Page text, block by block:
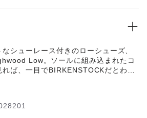
シューレース付きのローシューズ、
Low。ソールに組み込まれたコ
ば、一目でBIRKENSTOCKだとわか
足元は疲れ知らず。旅行に、長い散
た厚みのあるオイルドレザーを使用